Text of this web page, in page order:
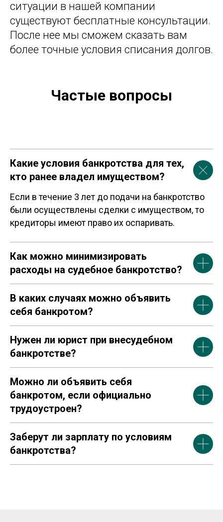
ситуации в нашей компании
существуют бесплатные консультации.
После нее мы сможем сказать вам
более точные условия списания долгов.
Частые вопросы
Какие условия банкротства для тех,
кто ранее владел имуществом?
Если в течение 3 лет до подачи на банкротство
были осуществлены сделки с имуществом, то
кредиторы имеют право их оспаривать.
Как можно минимизировать
расходы на судебное банкротство?
В каких случаях можно объявить
себя банкротом?
Нужен ли юрист при внесудебном
банкротстве?
Можно ли объявить себя
банкротом, если официально
трудоустроен?
Заберут ли зарплату по условиям
банкротства?